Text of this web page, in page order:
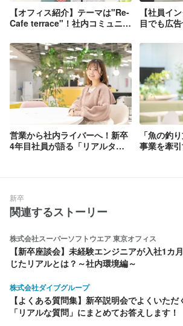
【オフィス紹介】テーマは"Re-
Cafe terrace"！社内コミュニケ
【社員イ
目でも広
Webマー
る環境と
営業から社内ライバーへ！新卒
4年目社員が語る「リアルタイ
「魚の釣
事業を牽
新卒
関連するストーリー
株式会社スーパーソフトウエア 東京オフィス
【新卒座談会】未経験エンジニアが入社1カ
じたリアルとは？～社内環境編～
株式会社ダイブグループ
【よくある質問集】新卒説明会でよくいただ
「リアルな質問」にまとめてお答えします！